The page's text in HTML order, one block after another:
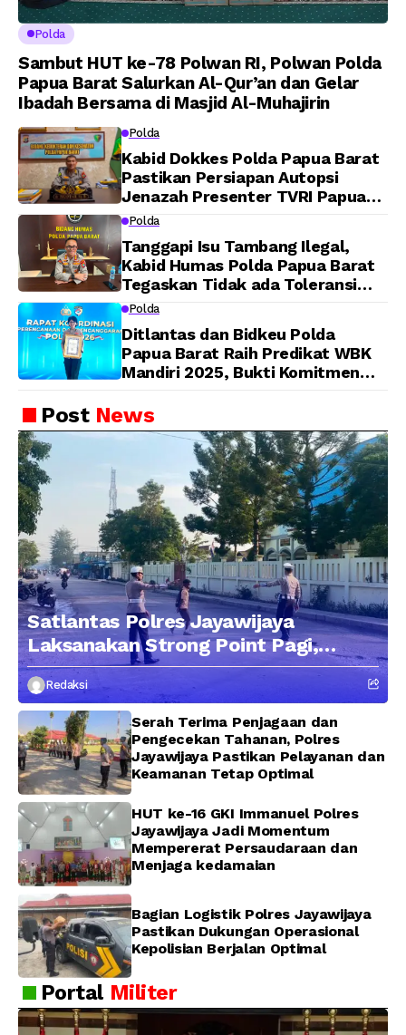
Polda
Sambut HUT ke-78 Polwan RI, Polwan Polda
Papua Barat Salurkan Al-Qur’an dan Gelar
Ibadah Bersama di Masjid Al-Muhajirin
Polda
Kabid Dokkes Polda Papua Barat
Pastikan Persiapan Autopsi
Jenazah Presenter TVRI Papua
Barat Yanto Idorway Telah
Dijadwalkan Kamis
Polda
Tanggapi Isu Tambang Ilegal,
Kabid Humas Polda Papua Barat
Tegaskan Tidak ada Toleransi
bagi Oknum Anggota
Polda
Ditlantas dan Bidkeu Polda
Papua Barat Raih Predikat WBK
Mandiri 2025, Bukti Komitmen
Berintegritas
PostNews
Satlantas Polres Jayawijaya
Laksanakan Strong Point Pagi,
Edukasi Pengendara dengan
Pendekatan Humanis
Redaksi
Serah Terima Penjagaan dan
Pengecekan Tahanan, Polres
Jayawijaya Pastikan Pelayanan dan
Keamanan Tetap Optimal
HUT ke-16 GKI Immanuel Polres
Jayawijaya Jadi Momentum
Mempererat Persaudaraan dan
Menjaga kedamaian
Bagian Logistik Polres Jayawijaya
Pastikan Dukungan Operasional
Kepolisian Berjalan Optimal
Portal Militer